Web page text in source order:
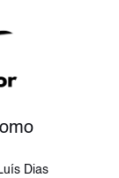
Dias